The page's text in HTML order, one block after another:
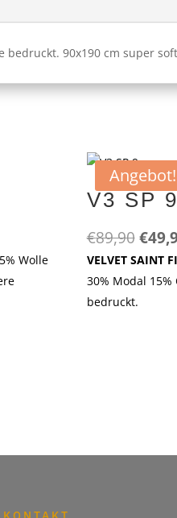
bedruckt. 90x190 cm super
Wolle
Angebot!
V3 SP 9
€89,90
Preis
war:
€
VELVET SAINT
30% Modal 15%
bedruckt.